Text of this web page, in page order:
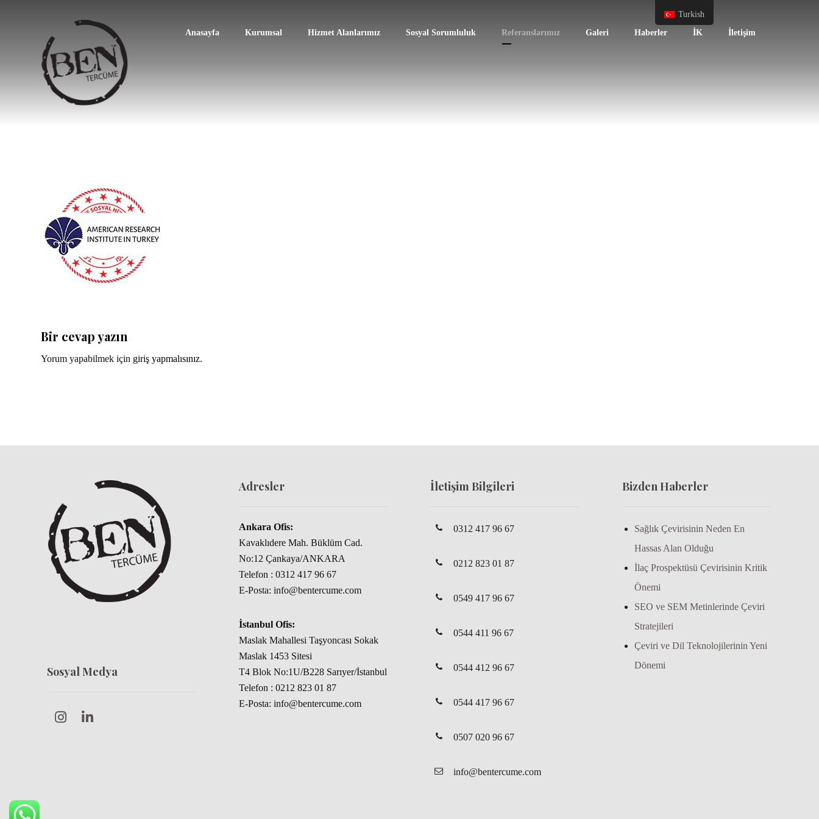
Anasayfa Kurumsal Hizmet Alanlarımız Sosyal Sorumluluk Referanslarımız Galeri Haberler İK İletişim
Bir cevap yazın
Yorum yapabilmek için giriş yapmalısınız.
Sosyal Medya
Adresler
Ankara Ofis:
Kavaklıdere Mah. Büklüm Cad.
No:12 Çankaya/ANKARA
Telefon : 0312 417 96 67
E-Posta: info@bentercume.com
İstanbul Ofis:
Maslak Mahallesi Taşyoncası Sokak
Maslak 1453 Sitesi
T4 Blok No:1U/B228 Sarıyer/İstanbul
Telefon : 0212 823 01 87
E-Posta: info@bentercume.com
İletişim Bilgileri
0312 417 96 67
0212 823 01 87
0549 417 96 67
0544 411 96 67
0544 412 96 67
0544 417 96 67
0507 020 96 67
info@bentercume.com
Bizden Haberler
Sağlık Çevirisinin Neden En
Hassas Alan Olduğu
İlaç Prospektüsü Çevirisinin Kritik
Önemi
SEO ve SEM Metinlerinde Çeviri
Stratejileri
Çeviri ve Dil Teknolojilerinin Yeni
Dönemi
Turkish